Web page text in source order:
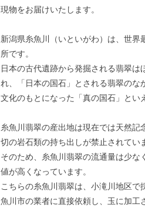
現物をお届けいたします。
新潟県糸魚川（いといがわ）は、世界
所です。
日本の古代遺跡から発掘される翡翠は
れ、「日本の国石」とされる翡翠のな
文化のもとになった「真の国石」とい
糸魚川翡翠の産出地は現在では天然記
切の岩石類の持ち出しが禁止されてい
そのため、糸魚川翡翠の流通量は少な
値が高くなっています。
こちらの糸魚川翡翠は、小滝川地区で
魚川市の業者に直接依頼し、玉に加工